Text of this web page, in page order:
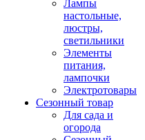
Лампы
настольные,
люстры,
светильники
Элементы
питания,
лампочки
Электротовары
Сезонный товар
Для сада и
огорода